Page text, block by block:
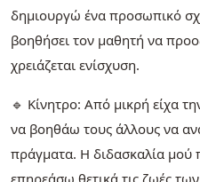
δημιουργώ ένα προσωπικό
βοηθήσει τον μαθητή να
χρειάζεται ενίσχυση.
🔹 Κίνητρο: Από μικρή είχα
να βοηθάω τους άλλους να
πράγματα. Η διδασκαλία μού
επηρεάσω θετικά τις ζωές